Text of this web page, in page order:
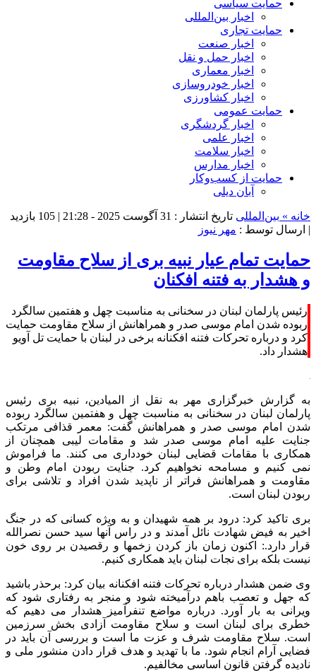
حمایت سیاسی
اخبار بین‌المللی
حمایت تجاری
اخبار صنعت
اخبار حمل و نقل
اخبار معماری
اخبار خودروسازی
اخبار کشاورزی
حمایت عمومی
اخبار گردشگری
اخبار علمی
اخبار سلامت
اخبار مدارس
حمایت از کسب‌وکار
آبان دیلی
خانه » بین‌المللی تاریخ انتشار : 31 آگوست 2025 - 21:28 |
105 بازدید
| ارسال توسط : مهر نیوز
حمایت تمام عیار نبیه بری از سلاح مقاومت
و هشدار به فتنه افکنان
رئیس پارلمان لبنان در سخنانی به مناسبت چهل و هفتمین سالگرد
ربوده شدن امام موسی صدر و همراهانش از سلاح مقاومت حمایت
کرد و درباره تحرکات فتنه افکنانه برخی در لبنان با حمایت تل آویو
هشدار داد.
به گزارش خبرگزاری مهر به نقل از المیادین، نبیه بری رئیس
پارلمان لبنان در سخنانی به مناسبت چهل و هفتمین سالگرد ربوده
شدن امام موسی صدر و همراهانش گفت: معمر قذافی مرتکب
جنایت علیه امام موسی صدر شد و مقامات لیبی همچنان از
همکاری با مقامات قضایی لبنان خودداری می کنند. ما فراموش
نمی کنیم و مسامحه نخواهیم کرد. جنایت ربودن امام وطن و
مقاومت و همراهانش فراتر از ناپدید شدن افراد و تلاشی برای
ربودن لبنان است.
بری تاکید کرد: درود بر همه شهیدان و به ویژه کسانی که در جنگ
اخیر به فیض شهادت نائل آمدند و در راس آنها سید حسن نصرالله
قرار دارد.: اکنون زمان باز کردن زخمها و رقصیدن بر روی خون
نیست بلکه برای نجات لبنان باید همکاری کنیم.
وی ضمن هشدار درباره تحرکات فتنه افکنانه بیان کرد: برحذر باشید
که جهل و تعصب باهم درآمیخته شود و منجر به رفتاری شود که
ویرانی به بار آورد. درباره مواضع تنفرآمیز هشدار می دهیم که
خطری برای لبنان است و سلاح مقاومت آزادی بخش سرزمین
است. سلاح مقاومت شرف و عزت ما است و بررسی آن باید در
فضایی آرام انجام شود. ما با تهدید و هدف قرار دادن منشور ملی و
نادیده گرفتن قانون اساسی مخالفیم.